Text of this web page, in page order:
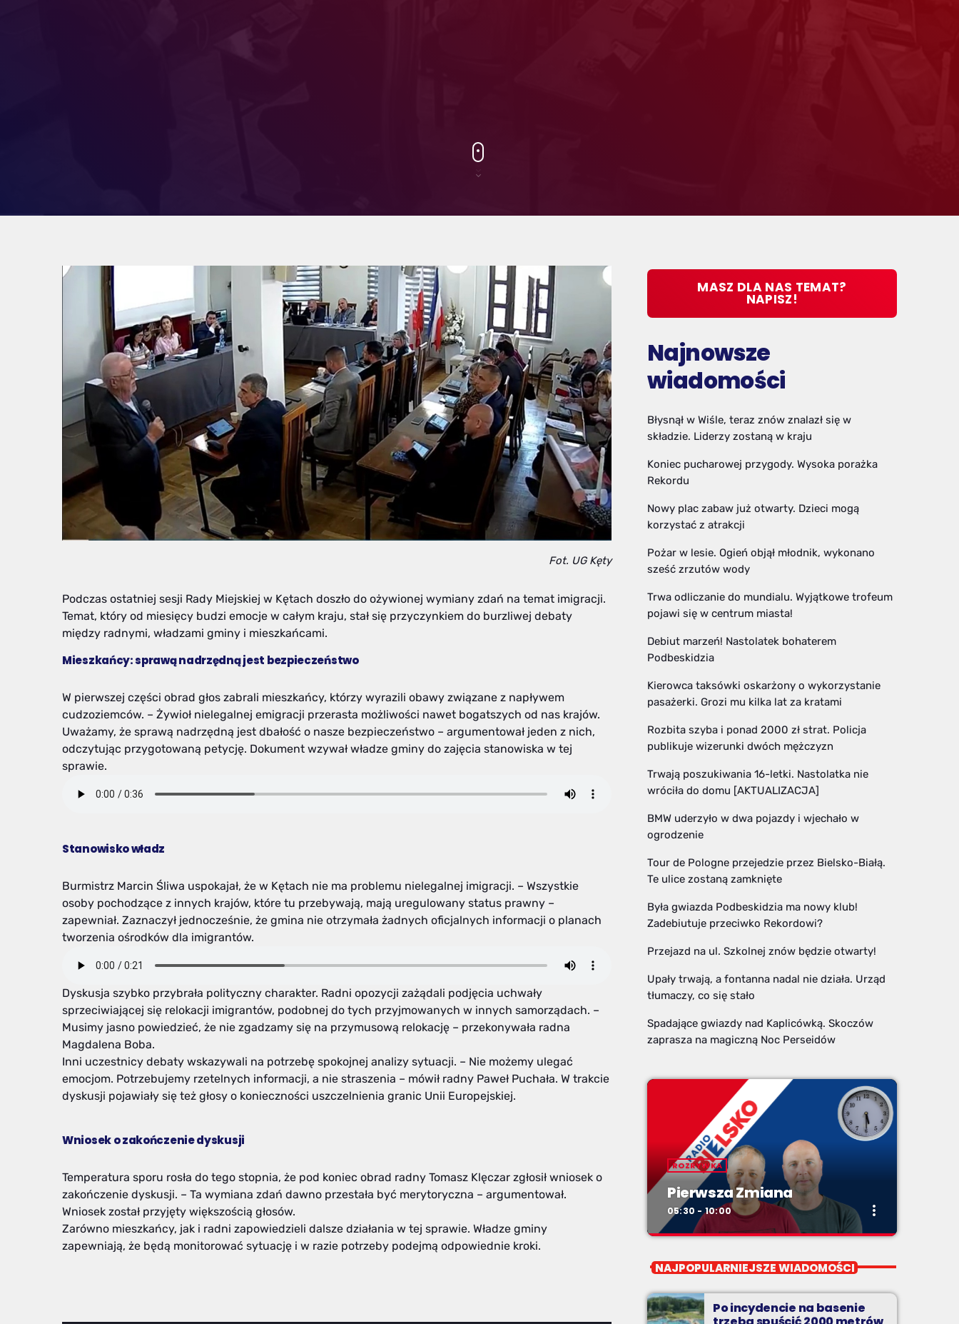
Fot. UG Kęty
Podczas ostatniej sesji Rady Miejskiej w Kętach doszło do ożywionej wymiany zdań na temat imigracji.
Temat, który od miesięcy budzi emocje w całym kraju, stał się przyczynkiem do burzliwej debaty
między radnymi, władzami gminy i mieszkańcami.
Mieszkańcy: sprawą nadrzędną jest bezpieczeństwo
W pierwszej części obrad głos zabrali mieszkańcy, którzy wyrazili obawy związane z napływem
cudzoziemców. – Żywioł nielegalnej emigracji przerasta możliwości nawet bogatszych od nas krajów.
Uważamy, że sprawą nadrzędną jest dbałość o nasze bezpieczeństwo – argumentował jeden z nich,
odczytując przygotowaną petycję. Dokument wzywał władze gminy do zajęcia stanowiska w tej
sprawie.
Stanowisko władz
Burmistrz Marcin Śliwa uspokajał, że w Kętach nie ma problemu nielegalnej imigracji. – Wszystkie
osoby pochodzące z innych krajów, które tu przebywają, mają uregulowany status prawny –
zapewniał. Zaznaczył jednocześnie, że gmina nie otrzymała żadnych oficjalnych informacji o planach
tworzenia ośrodków dla imigrantów.
Dyskusja szybko przybrała polityczny charakter. Radni opozycji zażądali podjęcia uchwały
sprzeciwiającej się relokacji imigrantów, podobnej do tych przyjmowanych w innych samorządach. –
Musimy jasno powiedzieć, że nie zgadzamy się na przymusową relokację – przekonywała radna
Magdalena Boba.
Inni uczestnicy debaty wskazywali na potrzebę spokojnej analizy sytuacji. – Nie możemy ulegać
emocjom. Potrzebujemy rzetelnych informacji, a nie straszenia – mówił radny Paweł Puchała. W trakcie
dyskusji pojawiały się też głosy o konieczności uszczelnienia granic Unii Europejskiej.
Wniosek o zakończenie dyskusji
Temperatura sporu rosła do tego stopnia, że pod koniec obrad radny Tomasz Klęczar zgłosił wniosek o
zakończenie dyskusji. – Ta wymiana zdań dawno przestała być merytoryczna – argumentował.
Wniosek został przyjęty większością głosów.
Zarówno mieszkańcy, jak i radni zapowiedzieli dalsze działania w tej sprawie. Władze gminy
zapewniają, że będą monitorować sytuację i w razie potrzeby podejmą odpowiednie kroki.
MASZ DLA NAS TEMAT?
NAPISZ!
Najnowsze
wiadomości
Błysnął w Wiśle, teraz znów znalazł się w
składzie. Liderzy zostaną w kraju
Koniec pucharowej przygody. Wysoka porażka
Rekordu
Nowy plac zabaw już otwarty. Dzieci mogą
korzystać z atrakcji
Pożar w lesie. Ogień objął młodnik, wykonano
sześć zrzutów wody
Trwa odliczanie do mundialu. Wyjątkowe trofeum
pojawi się w centrum miasta!
Debiut marzeń! Nastolatek bohaterem
Podbeskidzia
Kierowca taksówki oskarżony o wykorzystanie
pasażerki. Grozi mu kilka lat za kratami
Rozbita szyba i ponad 2000 zł strat. Policja
publikuje wizerunki dwóch mężczyzn
Trwają poszukiwania 16-letki. Nastolatka nie
wróciła do domu [AKTUALIZACJA]
BMW uderzyło w dwa pojazdy i wjechało w
ogrodzenie
Tour de Pologne przejedzie przez Bielsko-Białą.
Te ulice zostaną zamknięte
Była gwiazda Podbeskidzia ma nowy klub!
Zadebiutuje przeciwko Rekordowi?
Przejazd na ul. Szkolnej znów będzie otwarty!
Upały trwają, a fontanna nadal nie działa. Urząd
tłumaczy, co się stało
Spadające gwiazdy nad Kaplicówką. Skoczów
zaprasza na magiczną Noc Perseidów
ROZRYWKA
Pierwsza Zmiana
05:30 - 10:00 more_vert
Pierwsza Zmiana
Codziennie od poniedziałku do piątku od 5:30
NAJPOPULARNIEJSZE WIADOMOŚCI
Po incydencie na basenie